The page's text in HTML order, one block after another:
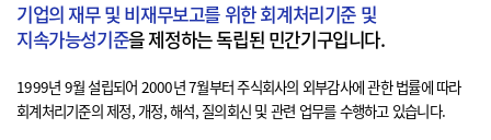
기업의 재무 및 비재무보고를 위한 회계처리기준 및
지속가능성기준을 제정하는 독립된 민간기구입니다.
1999년 9월 설립되어 2000년 7월부터 주식회사의 외부감사에 관한 법률에 따라
회계처리기준의 제정, 개정, 해석, 질의회신 및 관련 업무를 수행하고 있습니다.